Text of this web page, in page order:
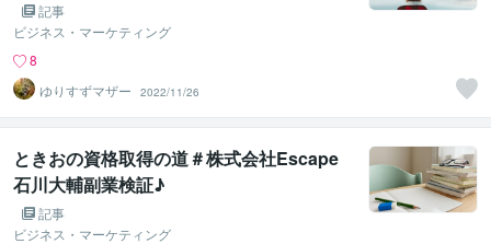
記事
ビジネス・マーケティング
8
ゆりすずマザー
2022/11/26
ときおの資格取得の道＃株式会社Escape
石川大輔副業検証♪
記事
ビジネス・マーケティング